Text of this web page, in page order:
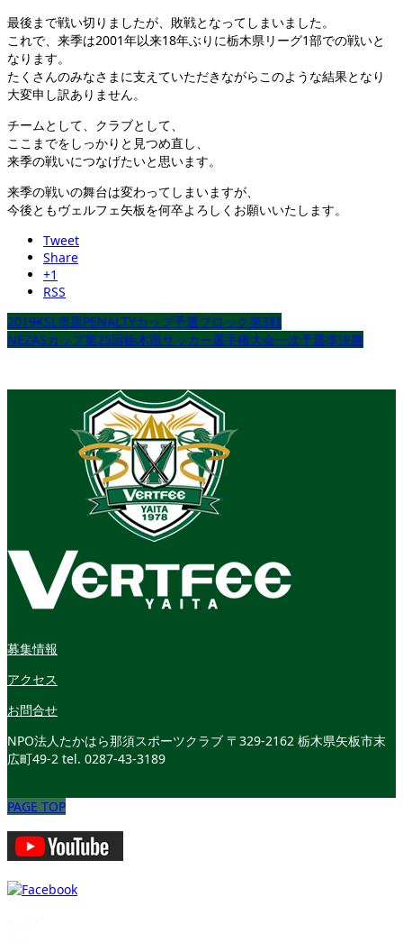
最後まで戦い切りましたが、敗戦となってしまいました。
これで、来季は2001年以来18年ぶりに栃木県リーグ1部での戦いと
なります。
たくさんのみなさまに支えていただきながらこのような結果となり
大変申し訳ありません。
チームとして、クラブとして、
ここまでをしっかりと見つめ直し、
来季の戦いにつなげたいと思います。
来季の戦いの舞台は変わってしまいますが、
今後ともヴェルフェ矢板を何卒よろしくお願いいたします。
Tweet
Share
+1
RSS
2019KSL市原PENALTYカップ予選ブロック第3戦
NEZASカップ第25回栃木県サッカー選手権大会一次予選準決勝
募集情報
アクセス
お問合せ
NPO法人たかはら那須スポーツクラブ 〒329-2162 栃木県矢板市末
広町49-2 tel. 0287-43-3189
PAGE TOP